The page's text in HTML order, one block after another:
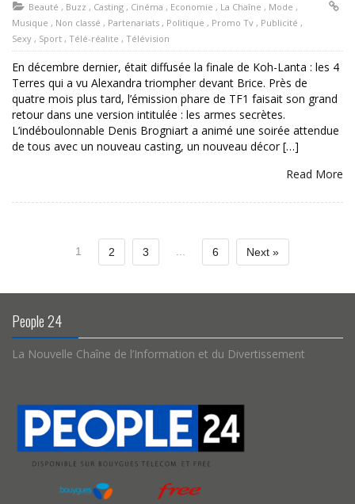
Beauté , Buzz , Casting , Cinéma , Economie , La Chaîne , Mode ,
Musique , Non classé , Partenariats , Politique , Promo Tv , Publicité ,
Sexy , Sport , Télé-réalite , Télévision
En décembre dernier, était diffusée la finale de Koh-Lanta : les 4
Terres qui a vu Alexandra triompher devant Brice. Près de
quatre mois plus tard, l’émission phare de TF1 faisait son grand
retour dans une version intitulée : les armes secrètes.
L’indéboulonnable Denis Brogniart a animé une soirée attendue
de tous avec un nouveau casting, un nouveau décor […]
Read More
1 2 3 ... 6 Next »
People 24
La Nouvelle Chaîne de l’Information et du Divertissement